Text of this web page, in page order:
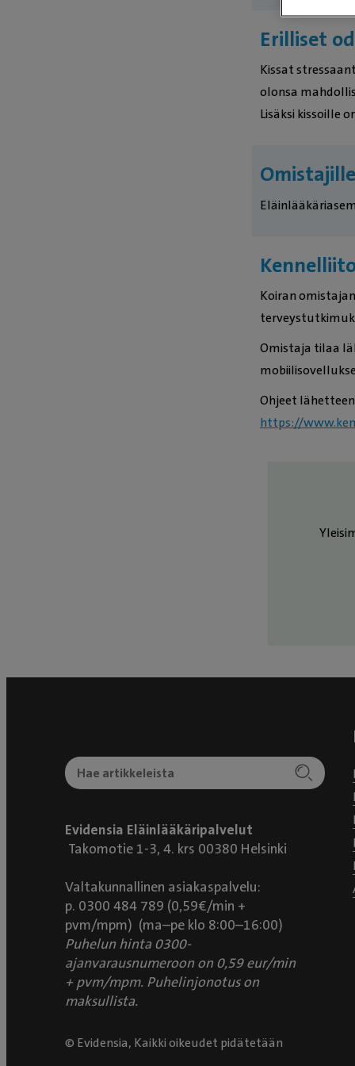
Erilliset
Kissat
olonsa
Lisäksi kissoille
Omistajille
Koiran
Omistaja tilaa
Ohjeet
https://
Evidensia Eläinlääkäripalvelut
Takomotie 1-3, 4. krs 00380 Helsinki
Valtakunnallinen asiakaspalvelu:
p. 0300 484 789 (0,59€/min +
pvm/mpm) (ma–pe klo 8:00–16:00)
Puhelun hinta 0300-
ajanvarausnumeroon on 0,59 eur/min
+ pvm/mpm. Puhelinjonotus on
maksullista.
© Evidensia, Kaikki oikeudet pidätetään